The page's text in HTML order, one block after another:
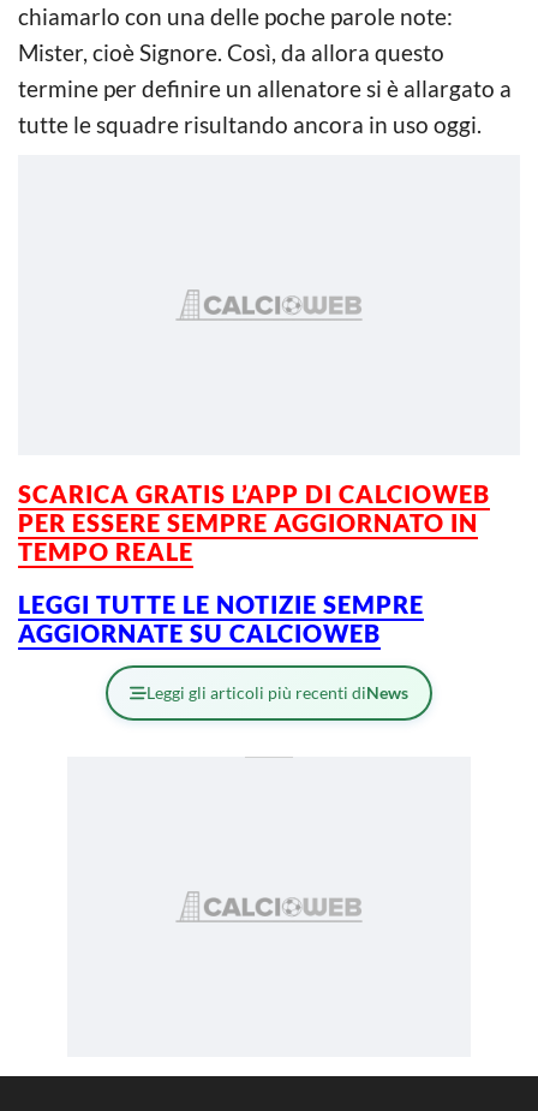
chiamarlo con una delle poche parole note:
Mister, cioè Signore. Così, da allora questo
termine per definire un allenatore si è allargato a
tutte le squadre risultando ancora in uso oggi.
SCARICA GRATIS L’APP DI CALCIOWEB
PER ESSERE SEMPRE AGGIORNATO IN
TEMPO REALE
LEGGI TUTTE LE NOTIZIE SEMPRE
AGGIORNATE SU CALCIOWEB
Leggi gli articoli più recenti diNews